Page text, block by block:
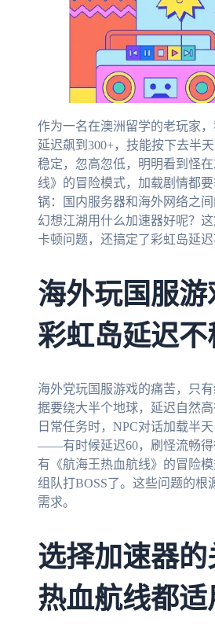
作为一名在澳洲留学的老玩家
延迟飙到300+，技能按下去半
稳定，忽高忽低，明明看到怪
线》的冒险模式，加载剧情都
锅：国内服务器和海外网络之
幻想江湖用什么加速器好呢？
卡顿问题，还搞定了彩虹岛延
海外玩国服游
彩虹岛延迟
海外党玩国服游戏的痛苦，只
据要绕大半个地球，延迟自然
日常任务时，NPC对话加载半
——有时候延迟60，刷怪流畅得
有《航海王热血航线》的冒险
组队打BOSS了。这些问题的
需求。
选择加速器
热血航线都适